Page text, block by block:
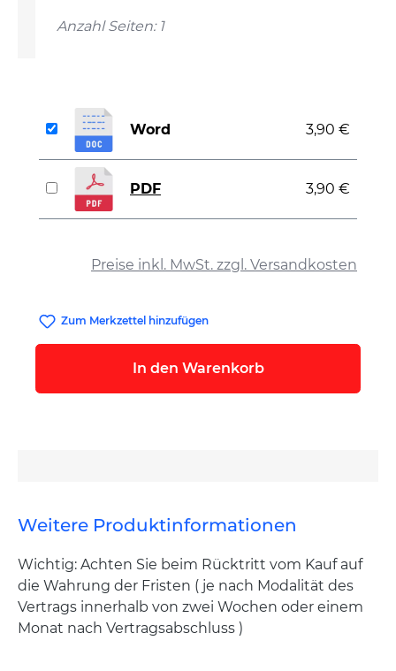
Anzahl Seiten: 1
Preise inkl. MwSt. zzgl. Versandkosten
Word 3,90 €
PDF 3,90 €
Zum Merkzettel hinzufügen
In den Warenkorb
Weitere Produktinformationen
Wichtig: Achten Sie beim Rücktritt vom Kauf auf
die Wahrung der Fristen ( je nach Modalität des
Vertrags innerhalb von zwei Wochen oder einem
Monat nach Vertragsabschluss )